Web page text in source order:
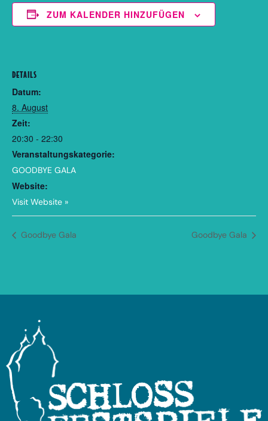
ZUM KALENDER HINZUFÜGEN
DETAILS
Datum:
8. August
Zeit:
20:30 - 22:30
Veranstaltungskategorie:
GOODBYE GALA
Website:
Visit Website »
Goodbye Gala Goodbye Gala